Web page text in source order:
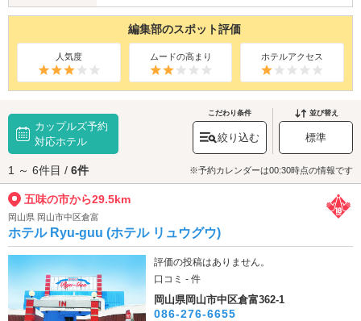
編集部のスポット評価
人気度 ムードの高まり ホテルアクセス
カップルズ予約
対応ホテル
こだわり条件
絞り込む
並び替え
標準
1 ～ 6件目 / 6件 ※予約カレンダーは00:30時点の情報です
五味の市から29.5km
岡山県 岡山市中区倉富
ホテル Ryu-guu (ホテル リュウグウ)
評価の投稿はありません。
口コミ - 件
岡山県岡山市中区倉富362-1
086-276-6655